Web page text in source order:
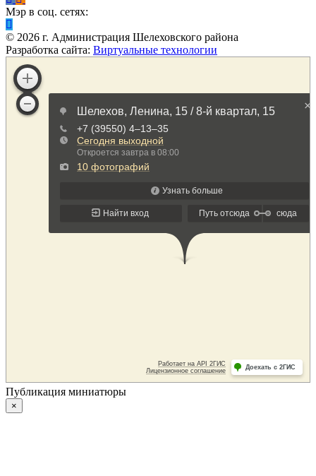
Мэр в соц. сетях:
© 2026 г. Администрация Шелеховского района
Разработка сайта: Виртуальные технологии
Публикация миниатюры
×